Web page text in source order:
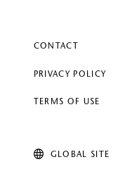
CONTACT
PRIVACY POLICY
TERMS OF USE
GLOBAL SITE